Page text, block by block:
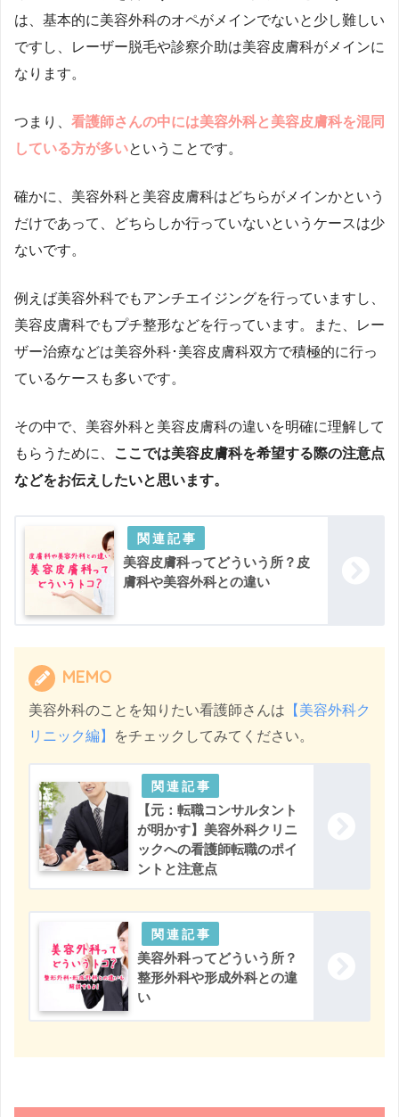
は、基本的に美容外科のオペがメインでないと少し難しい
ですし、レーザー脱毛や診察介助は美容皮膚科がメインに
なります。
つまり、 看護師さんの中には美容外科と美容皮膚科を混同
している方が多いということです。
確かに、美容外科と美容皮膚科はどちらがメインかという
だけであって、どちらしか行っていないというケースは少
ないです。
例えば美容外科でもアンチエイジングを行っていますし、
美容皮膚科でもプチ整形などを行っています。また、レー
ザー治療などは美容外科･美容皮膚科双方で積極的に行っ
ているケースも多いです。
その中で、美容外科と美容皮膚科の違いを明確に理解して
もらうために、
ここでは美容皮膚科を希望する際の注意点
などをお伝えしたいと思います。
美容皮膚科ってどういう所？皮
膚科や美容外科との違い
MEMO
美容外科のことを知りたい看護師さんは 【美容外科ク
リニック編】
をチェックしてみてください。
【元：転職コンサルタント
が明かす】美容外科クリニ
ックへの看護師転職のポイ
ントと注意点
美容外科ってどういう所？
整形外科や形成外科との違
い